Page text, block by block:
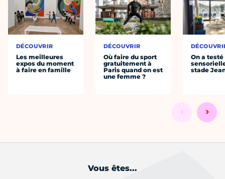
DÉCOUVRIR
Les meilleures
expos du moment
à faire en famille
DÉCOUVRIR
Où faire du sport
gratuitement à
Paris quand on est
une femme ?
On a
stade
Vous êtes...